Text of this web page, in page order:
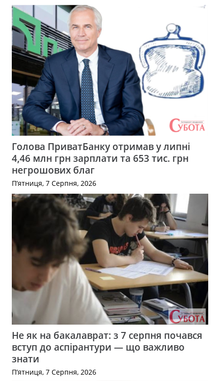
Голова ПриватБанку отримав у липні
4,46 млн грн зарплати та 653 тис. грн
негрошових благ
П’ятниця, 7 Серпня, 2026
Не як на бакалаврат: з 7 серпня почався
вступ до аспірантури — що важливо
знати
П’ятниця, 7 Серпня, 2026